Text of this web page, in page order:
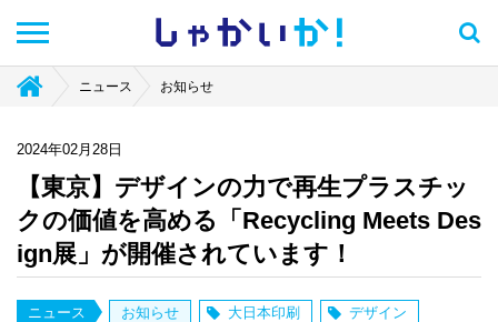
しゃかい か！
ニュース お知らせ
2024年02月28日
【東京】デザインの力で再生プラスチッ
クの価値を高める「Recycling Meets Des
ign展」が開催されています！
ニュース お知らせ 大日本印刷 デザイン